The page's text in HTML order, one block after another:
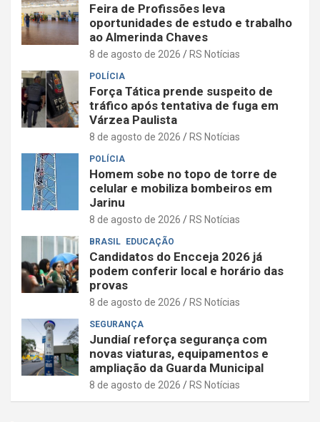
Feira de Profissões leva
oportunidades de estudo e trabalho
ao Almerinda Chaves
8 de agosto de 2026 RS Notícias
POLÍCIA
Força Tática prende suspeito de
tráfico após tentativa de fuga em
Várzea Paulista
8 de agosto de 2026 RS Notícias
POLÍCIA
Homem sobe no topo de torre de
celular e mobiliza bombeiros em
Jarinu
8 de agosto de 2026 RS Notícias
BRASIL EDUCAÇÃO
Candidatos do Encceja 2026 já
podem conferir local e horário das
provas
8 de agosto de 2026 RS Notícias
SEGURANÇA
Jundiaí reforça segurança com
novas viaturas, equipamentos e
ampliação da Guarda Municipal
8 de agosto de 2026 RS Notícias